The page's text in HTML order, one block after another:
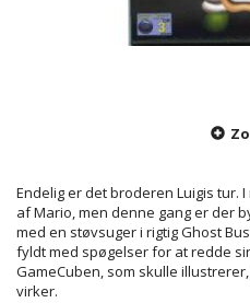
Endelig er det broderen Luigis tur.
af Mario, men denne gang er der
med en støvsuger i rigtig Ghost
fyldt med spøgelser for at redde
GameCuben, som skulle
virker.